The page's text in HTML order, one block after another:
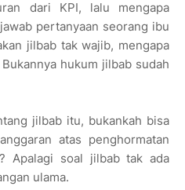
dari KPI, lalu mengapa
pertanyaan seorang ibu
jilbab tak wajib, mengapa
hukum jilbab sudah
jilbab itu, bukankah bisa
atas penghormatan
Apalagi soal jilbab tak ada
ulama.